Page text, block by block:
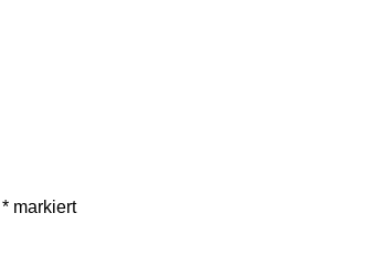
* markiert